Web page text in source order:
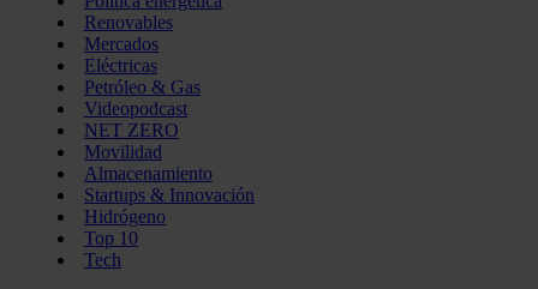
Renovables
Mercados
Eléctricas
Petróleo & Gas
Videopodcast
NET ZERO
Movilidad
Almacenamiento
Startups & Innovación
Hidrógeno
Top 10
Tech